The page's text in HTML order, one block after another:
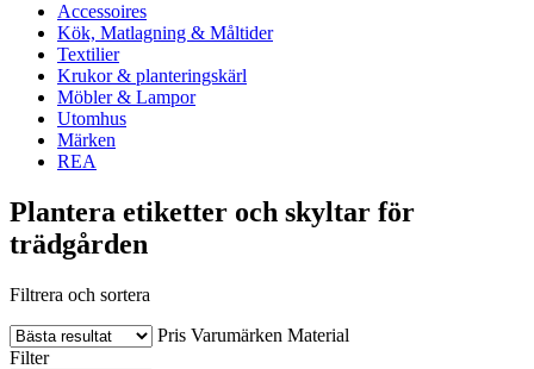
Accessoires
Kök, Matlagning & Måltider
Textilier
Krukor & planteringskärl
Möbler & Lampor
Utomhus
Märken
REA
Plantera etiketter och skyltar för
trädgården
Filtrera och sortera
Pris Varumärken Material
Filter